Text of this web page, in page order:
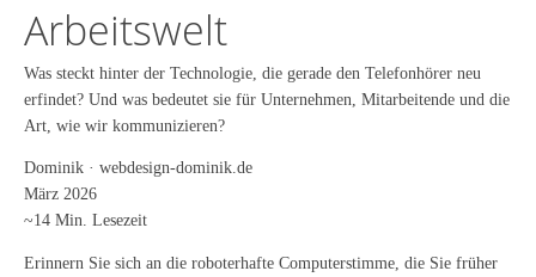
Arbeitswelt
Was steckt hinter der Technologie, die gerade den Telefonhörer neu
erfindet? Und was bedeutet sie für Unternehmen, Mitarbeitende und die
Art, wie wir kommunizieren?
Dominik · webdesign-dominik.de
März 2026
~14 Min. Lesezeit
Erinnern Sie sich an die roboterhafte Computerstimme, die Sie früher